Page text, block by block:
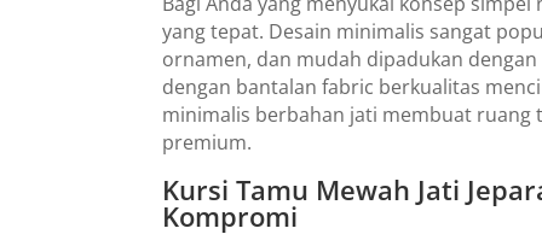
yang tepat. Desain minimalis sangat
ornamen, dan mudah dipadukan
dengan bantalan fabric berkualitas
minimalis berbahan jati membuat
premium.
Kursi Tamu Mewah Jati
Kompromi